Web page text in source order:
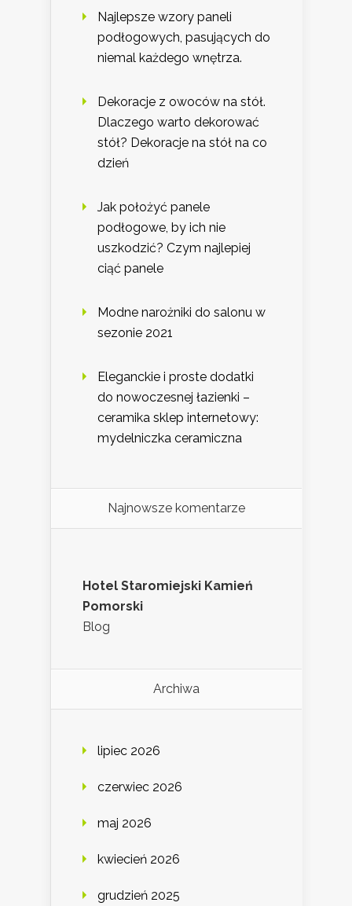
Najlepsze wzory paneli
podłogowych, pasujących do
niemal każdego wnętrza.
Dekoracje z owoców na stół.
Dlaczego warto dekorować
stół? Dekoracje na stół na co
dzień
Jak położyć panele
podłogowe, by ich nie
uszkodzić? Czym najlepiej
ciąć panele
Modne narożniki do salonu w
sezonie 2021
Eleganckie i proste dodatki
do nowoczesnej łazienki –
ceramika sklep internetowy:
mydelniczka ceramiczna
Najnowsze komentarze
Hotel Staromiejski Kamień
Pomorski
Blog
Archiwa
lipiec 2026
czerwiec 2026
maj 2026
kwiecień 2026
grudzień 2025